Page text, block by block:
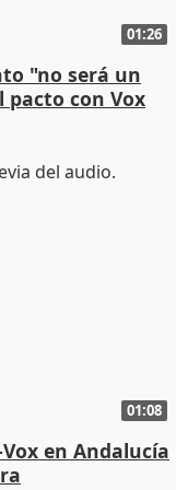
01:26
"no será un
con Vox
01:08
en Andalucía